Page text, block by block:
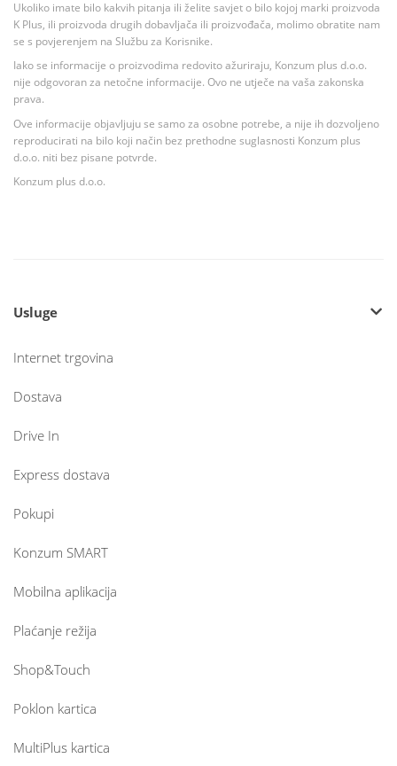
Ukoliko imate bilo kakvih pitanja ili želite savjet o bilo kojoj marki proizvoda
K Plus, ili proizvoda drugih dobavljača ili proizvođača, molimo obratite nam
se s povjerenjem na Službu za Korisnike.
Iako se informacije o proizvodima redovito ažuriraju, Konzum plus d.o.o.
nije odgovoran za netočne informacije. Ovo ne utječe na vaša zakonska
prava.
Ove informacije objavljuju se samo za osobne potrebe, a nije ih dozvoljeno
reproducirati na bilo koji način bez prethodne suglasnosti Konzum plus
d.o.o. niti bez pisane potvrde.
Konzum plus d.o.o.
Usluge
Internet trgovina
Dostava
Drive In
Express dostava
Pokupi
Konzum SMART
Mobilna aplikacija
Plaćanje režija
Shop&Touch
Poklon kartica
MultiPlus kartica